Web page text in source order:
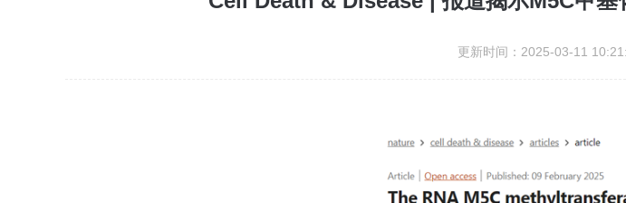
更新时间：2025-03-11